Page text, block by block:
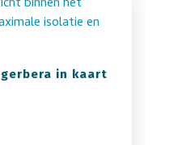
in kaart